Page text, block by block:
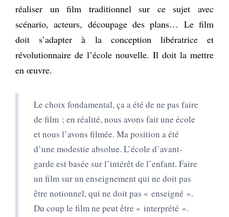
réaliser un film traditionnel sur ce sujet avec
scénario, acteurs, découpage des plans… Le film
doit s’adapter à la conception libératrice et
révolutionnaire de l’école nouvelle. Il doit la mettre
en œuvre.
Le choix fondamental, ça a été de ne pas faire
de film ; en réalité, nous avons fait une école
et nous l’avons filmée. Ma position a été
d’une modestie absolue. L’école d’avant-
garde est basée sur l’intérêt de l’enfant. Faire
un film sur un enseignement qui ne doit pas
être notionnel, qui ne doit pas « enseigné ».
Du coup le film ne peut être « interprété ».